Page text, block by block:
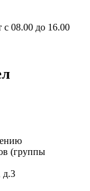
08.00 до 16.00
(группы
д.3